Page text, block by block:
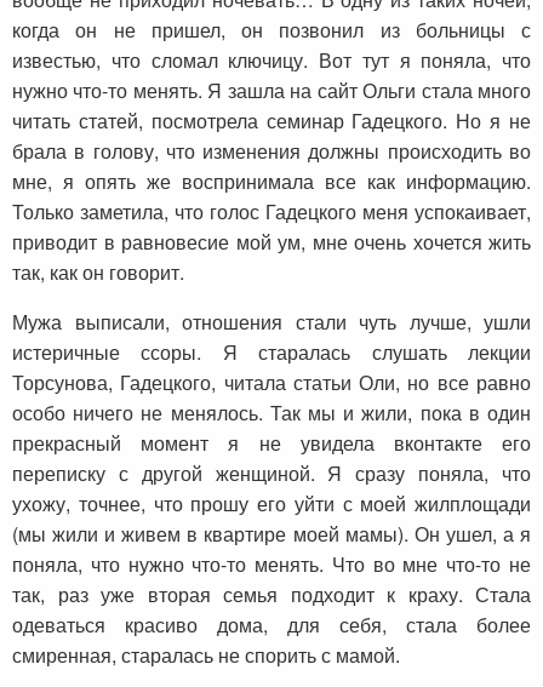
когда он не пришел, он позвонил из больницы с
известью, что сломал ключицу. Вот тут я поняла, что
нужно что-то менять. Я зашла на сайт Ольги стала много
читать статей, посмотрела семинар Гадецкого. Но я не
брала в голову, что изменения должны происходить во
мне, я опять же воспринимала все как информацию.
Только заметила, что голос Гадецкого меня успокаивает,
приводит в равновесие мой ум, мне очень хочется жить
так, как он говорит.
Мужа выписали, отношения стали чуть лучше, ушли
истеричные ссоры. Я старалась слушать лекции
Торсунова, Гадецкого, читала статьи Оли, но все равно
особо ничего не менялось. Так мы и жили, пока в один
прекрасный момент я не увидела вконтакте его
переписку с другой женщиной. Я сразу поняла, что
ухожу, точнее, что прошу его уйти с моей жилплощади
(мы жили и живем в квартире моей мамы). Он ушел, а я
поняла, что нужно что-то менять. Что во мне что-то не
так, раз уже вторая семья подходит к краху. Стала
одеваться красиво дома, для себя, стала более
смиренная, старалась не спорить с мамой.